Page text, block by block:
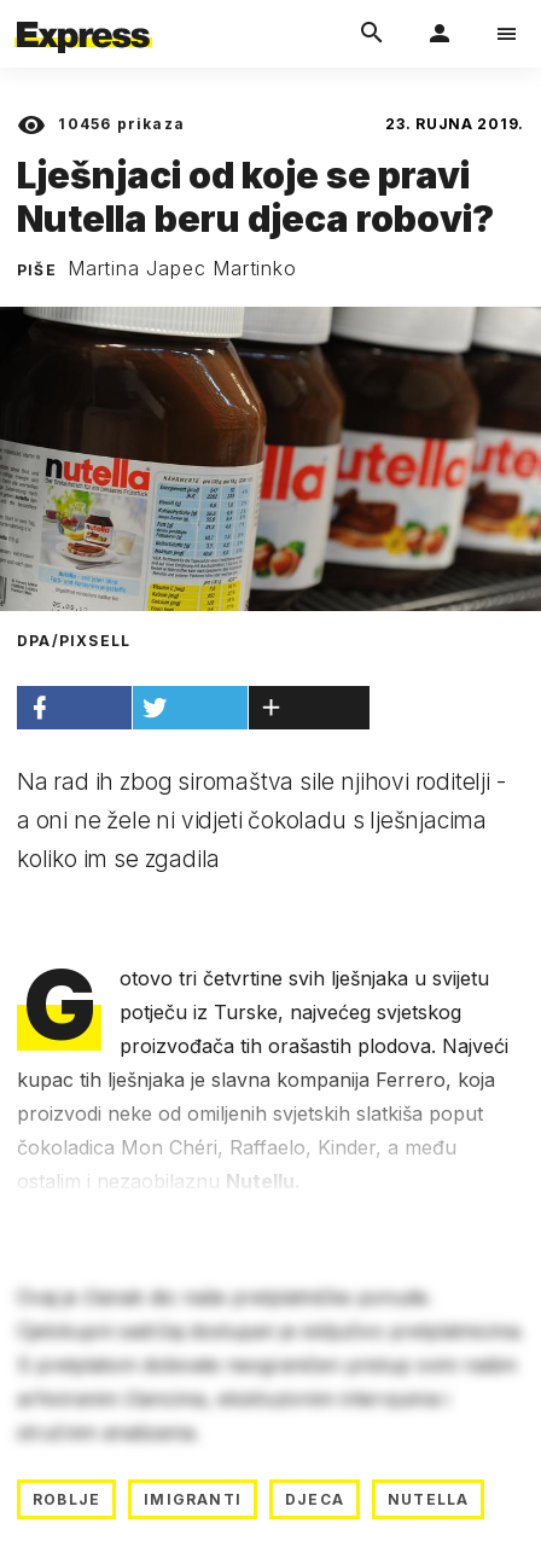
10456 prikaza 23. RUJNA 2019.
Lješnjaci od koje se pravi
Nutella beru djeca robovi?
PIŠE Martina Japec Martinko
DPA/PIXSELL
Na rad ih zbog siromaštva sile njihovi roditelji -
a oni ne žele ni vidjeti čokoladu s lješnjacima
koliko im se zgadila
G
otovo tri četvrtine svih lješnjaka u svijetu
potječu iz Turske, najvećeg svjetskog
proizvođača tih orašastih plodova. Najveći
kupac tih lješnjaka je slavna kompanija Ferrero, koja
proizvodi neke od omiljenih svjetskih slatkiša poput
čokoladica Mon Chéri, Raffaelo, Kinder, a među
ostalim i nezaobilaznu Nutellu.
Ovaj je članak dio naše pretplatničke ponude.
Cjelokupni sadržaj dostupan je isključivo pretplatnicima.
S pretplatom dobivate neograničen pristup svim našim
arhiviranim člancima, ekskluzivnim intervjuima i
stručnim analizama.
ROBLJE IMIGRANTI DJECA NUTELLA